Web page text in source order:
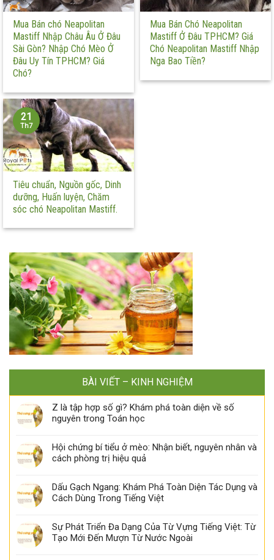
Mua Bán chó Neapolitan
Mastiff Nhập Châu Âu Ở Đâu
Sài Gòn? Nhập Chó Mèo Ở
Đâu Uy Tín TPHCM? Giá
Chó?
Mua Bán Chó Neapolitan
Mastiff Ở Đâu TPHCM? Giá
Chó Neapolitan Mastiff Nhập
Nga Bao Tiền?
Tiêu chuẩn, Nguồn gốc, Dinh
dưỡng, Huấn luyện, Chăm
sóc chó Neapolitan Mastiff.
21
Th7
BÀI VIẾT – KINH NGHIỆM
Z là tập hợp số gì? Khám phá toàn diện về số
nguyên trong Toán học
Hội chứng bí tiểu ở mèo: Nhận biết, nguyên nhân và
cách phòng trị hiệu quả
Dấu Gạch Ngang: Khám Phá Toàn Diện Tác Dụng và
Cách Dùng Trong Tiếng Việt
Sự Phát Triển Đa Dạng Của Từ Vựng Tiếng Việt: Từ
Tạo Mới Đến Mượn Từ Nước Ngoài